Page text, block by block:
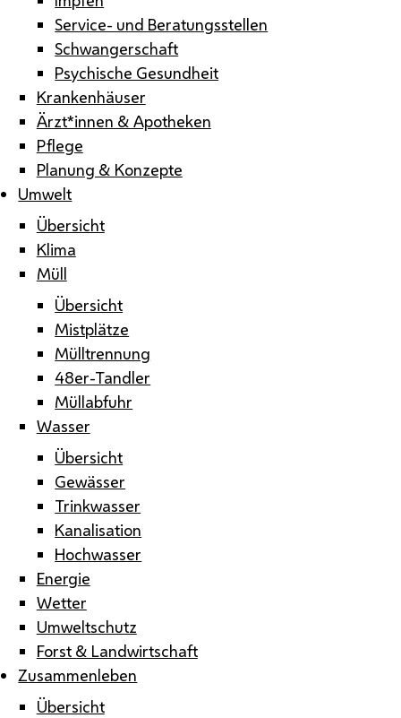
Service- und Beratungsstellen
Schwangerschaft
Psychische Gesundheit
Krankenhäuser
Ärzt*innen & Apotheken
Pflege
Planung & Konzepte
Umwelt
Übersicht
Klima
Müll
Übersicht
Mistplätze
Mülltrennung
48er-Tandler
Müllabfuhr
Wasser
Übersicht
Gewässer
Trinkwasser
Kanalisation
Hochwasser
Energie
Wetter
Umweltschutz
Forst & Landwirtschaft
Zusammenleben
Übersicht